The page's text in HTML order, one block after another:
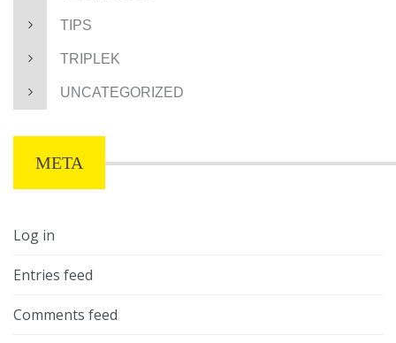
TIPS
TRIPLEK
UNCATEGORIZED
META
Log in
Entries feed
Comments feed